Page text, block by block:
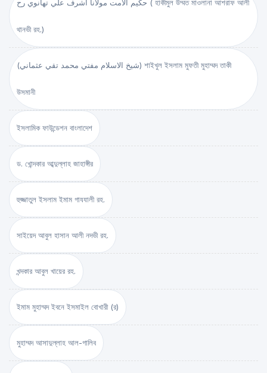
حكيم الامت مولانا اشرف علي تهانوي رح ( হাকীমুল উম্মত মাওলানা আশরাফ আলী
থানভী রহ.)
(شيخ الاسلام مفتي محمد تقي عثماني) শাইখুল ইসলাম মুফতী মুহাম্মদ তাকী
উসমানী
ইসলামিক ফাউন্ডেশন বাংলাদেশ
ড. খোন্দকার আব্দুল্লাহ জাহাঙ্গীর
হুজ্জাতুল ইসলাম ইমাম গাযযালী রহ.
সাইয়েদ আবুল হাসান আলী নদভী রহ.
খন্দকার আবুল খায়ের রহ.
ইমাম মুহাম্মদ ইবনে ইসমাইল বোখারী (র)
মুহাম্মদ আসাদুল্লাহ আল-গালিব